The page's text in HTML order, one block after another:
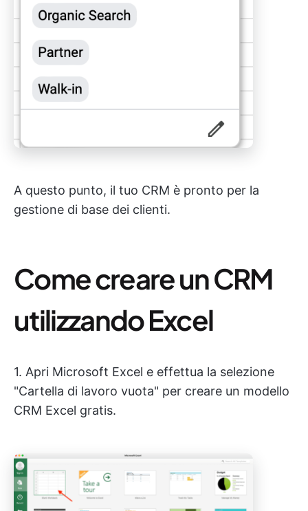
A questo punto, il tuo CRM è pronto per la
gestione di base dei clienti.
Come creare un CRM
utilizzando Excel
1. Apri Microsoft Excel e effettua la selezione
"Cartella di lavoro vuota" per creare un modello
CRM Excel gratis.